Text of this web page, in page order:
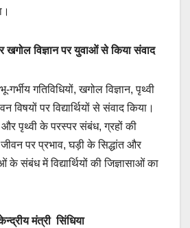
खगोल विज्ञान पर युवाओं से किया संवाद
गतिविधियों, खगोल विज्ञान, पृथ्वी
विषयों पर विद्यार्थियों से संवाद किया।
और पृथ्वी के परस्पर संबंध, ग्रहों की
पर प्रभाव, घड़ी के सिद्धांत और
संबंध में विद्यार्थियों की जिज्ञासाओं का
मंत्री सिंधिया